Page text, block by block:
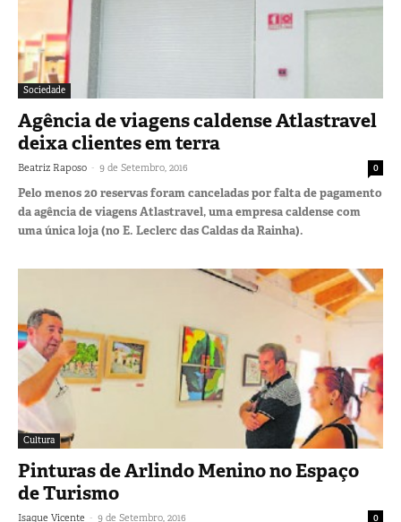
Sociedade
Agência de viagens caldense Atlastravel
deixa clientes em terra
Beatriz Raposo - 9 de Setembro, 2016 0
Pelo menos 20 reservas foram canceladas por falta de pagamento
da agência de viagens Atlastravel, uma empresa caldense com
uma única loja (no E. Leclerc das Caldas da Rainha).
Cultura
Pinturas de Arlindo Menino no Espaço
de Turismo
Isaque Vicente - 9 de Setembro, 2016 0